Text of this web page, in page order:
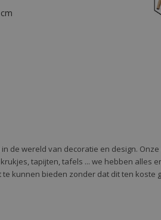
de wereld van decoratie en design.
tapijten, tafels ... we hebben alles
kunnen bieden zonder dat dit ten koste